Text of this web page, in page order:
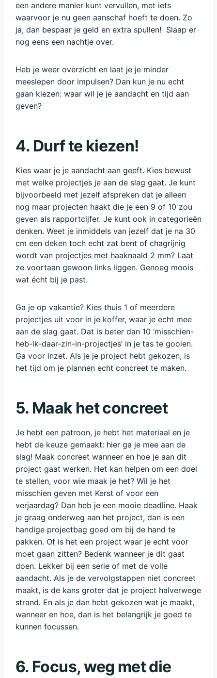
een andere manier kunt vervullen, met iets
waarvoor je nu geen aanschaf hoeft te doen. Zo
ja, dan bespaar je geld en extra spullen! Slaap er
nog eens een nachtje over.
Heb je weer overzicht en laat je je minder
meeslepen door impulsen? Dan kun je nu echt
gaan kiezen: waar wil je je aandacht en tijd aan
geven?
4. Durf te kiezen!
Kies waar je je aandacht aan geeft. Kies bewust
met welke projectjes je aan de slag gaat. Je kunt
bijvoorbeeld met jezelf afspreken dat je alleen
nog maar projecten haakt die je een 9 of 10 zou
geven als rapportcijfer. Je kunt ook in categorieën
denken. Weet je inmiddels van jezelf dat je na 30
cm een deken toch echt zat bent of chagrijnig
wordt van projectjes met haaknaald 2 mm? Laat
ze voortaan gewoon links liggen. Genoeg moois
wat écht bij je past.
Ga je op vakantie? Kies thuis 1 of meerdere
projectjes uit voor in je koffer, waar je echt mee
aan de slag gaat. Dat is beter dan 10 ‘misschien-
heb-ik-daar-zin-in-projectjes’ in je tas te gooien.
Ga voor inzet. Als je je project hebt gekozen, is
het tijd om je plannen echt concreet te maken.
5. Maak het concreet
Je hebt een patroon, je hebt het materiaal en je
hebt de keuze gemaakt: hier ga je mee aan de
slag! Maak concreet wanneer en hoe je aan dit
project gaat werken. Het kan helpen om een doel
te stellen, voor wie maak je het? Wil je het
misschien geven met Kerst of voor een
verjaardag? Dan heb je een mooie deadline. Haak
je graag onderweg aan het project, dan is een
handige projectbag goed om bij de hand te
pakken. Of is het een project waar je echt voor
moet gaan zitten? Bedenk wanneer je dit gaat
doen. Lekker bij een serie of met de volle
aandacht. Als je de vervolgstappen niet concreet
maakt, is de kans groter dat je project halverwege
strand. En als je dan hebt gekozen wat je maakt,
wanneer en hoe, dan is het belangrijk je goed te
kunnen focussen.
6. Focus, weg met die